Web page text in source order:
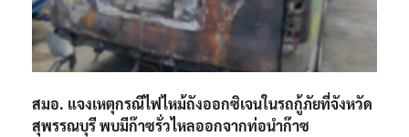
สมอ. แจงเหตุกรณีไฟไหม้ถังออกซิเจนในรถกู้ภัยที่จังหวัด
สุพรรณบุรี พบมีก๊าซรั่วไหลออกจากท่อนำก๊าซ